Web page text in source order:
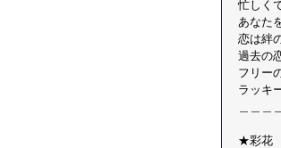
忙しく
あなた
恋は絆
過去の
フリー
ラッキ
★彩花